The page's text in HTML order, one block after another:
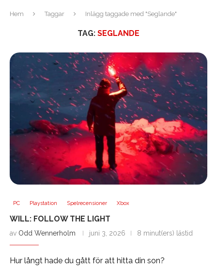
Hem Taggar Inlägg taggade med "Seglande"
TAG: SEGLANDE
PC Playstation Spelrecensioner Xbox
WILL: FOLLOW THE LIGHT
av Odd Wennerholm juni 3, 2026 8 minut(ers) lästid
Hur långt hade du gått för att hitta din son?